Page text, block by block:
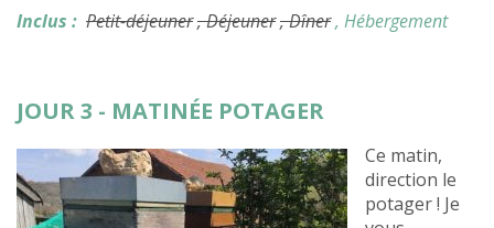
Inclus : Petit-déjeuner, Déjeuner, Dîner, Hébergement
JOUR 3 - MATINÉE POTAGER
Ce matin,
direction le
potager ! Je